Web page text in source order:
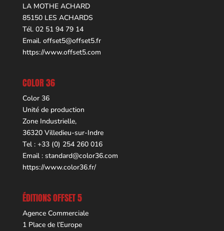
LA MOTHE ACHARD
85150 LES ACHARDS
Tél. 02 51 94 79 14
Email. offset5@offset5.fr
https://www.offset5.com
COLOR 36
Color 36
Unité de production
Zone Industrielle,
36320 Villedieu-sur-Indre
Tel : +33 (0) 254 260 016
Email : standard@color36.com
https://www.color36.fr/
ÉDITIONS OFFSET 5
Agence Commerciale
1 Place de l’Europe